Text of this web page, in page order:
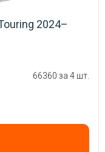
2024–
66360 за 4 шт.